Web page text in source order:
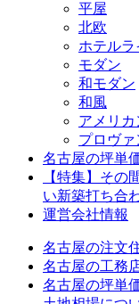
平屋
北欧
ホテルラ
モダン
和モダン
和風
アメリカ
プロヴァ
名古屋の坪単
【特集】その
い新築打ち合
運営会社情報
名古屋の注文
名古屋の工務
名古屋の坪単